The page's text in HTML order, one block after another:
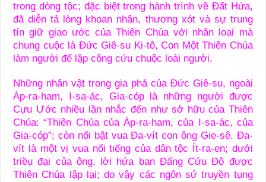
trong dòng tộc; đặc biệt trong hành trình về Đất Hứa,
đã diễn tả lòng khoan nhân, thương xót và sự trung
tín giữ giao ước của Thiên Chúa với nhân loại mà
chung cuộc là Đức Giê-su Ki-tô, Con Một Thiên Chúa
làm người để lập công cứu chuộc loài người.
Những nhân vật trong gia phả của Đức Giê-su, ngoài
Áp-ra-ham, I-sa-ác, Gia-cóp là những người được
Cựu Ước nhiều lần nhắc đến như sở hữu của Thiên
Chúa: “Thiên Chúa của Áp-ra-ham, của I-sa-ác, của
Gia-cóp”; còn nổi bật vua Đa-vít con ông Gie-sê. Đa-
vít là một vị vua nổi tiếng của dân tộc Ít-ra-en; dưới
triều đại của ông, lời hứa ban Đấng Cứu Độ được
Thiên Chúa lập lại; do vậy các ngôn sứ truyền tụng